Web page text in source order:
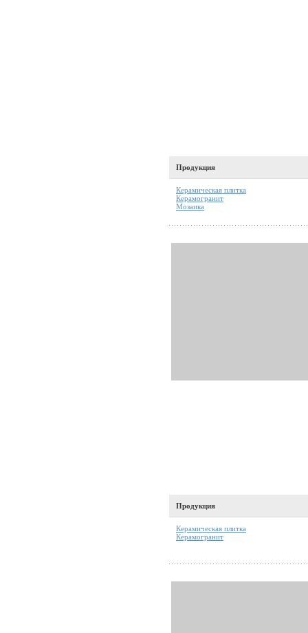
Продукция
Керамическая плитка
Керамогранит
Мозаика
Продукция
Керамическая плитка
Керамогранит